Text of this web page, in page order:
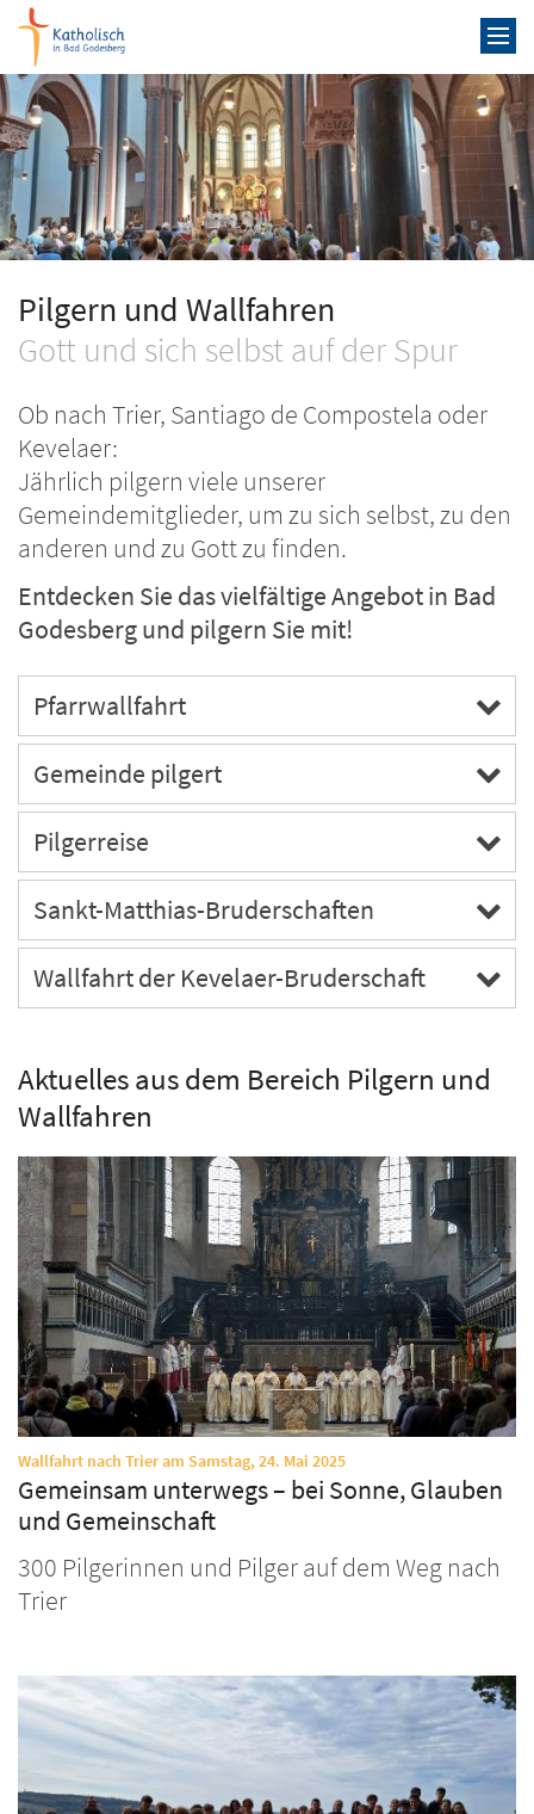
Zum Inhalt springen
Pilgern und Wallfahren
Gott und sich selbst auf der Spur
Ob nach Trier, Santiago de Compostela oder
Kevelaer:
Jährlich pilgern viele unserer
Gemeindemitglieder, um zu sich selbst, zu den
anderen und zu Gott zu finden.
Entdecken Sie das vielfältige Angebot in Bad
Godesberg und pilgern Sie mit!
Pfarrwallfahrt
Gemeinde pilgert
Pilgerreise
Sankt-Matthias-Bruderschaften
Wallfahrt der Kevelaer-Bruderschaft
Aktuelles aus dem Bereich Pilgern und
Wallfahren
Wallfahrt nach Trier am Samstag, 24. Mai 2025:
Gemeinsam unterwegs – bei Sonne, Glauben
und Gemeinschaft
300 Pilgerinnen und Pilger auf dem Weg nach
Trier